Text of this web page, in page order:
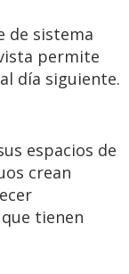
de sistema
permite
día siguiente.
espacios de
crean
tienen